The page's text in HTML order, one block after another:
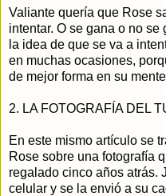
Valiante quería que Rose
intentar. O se gana o no
la idea de que se va a
en muchas ocasiones,
de mejor forma en su
2. LA FOTOGRAFÍA DEL
En este mismo artículo se
Rose sobre una fotografía
regalado cinco años atrás.
celular y se la envió a su